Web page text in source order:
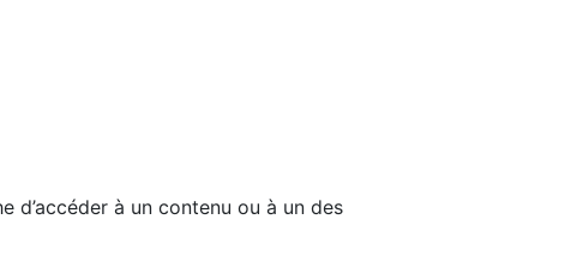
d’accéder à un contenu ou à un des